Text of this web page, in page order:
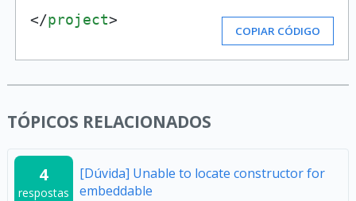
</project>
COPIAR CÓDIGO
TÓPICOS RELACIONADOS
4
respostas
[Dúvida] Unable to locate constructor for
embeddable